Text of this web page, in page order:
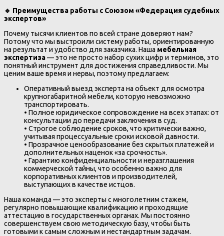
🔹 Преимущества работы с Союзом «Федерация судебных
экспертов»
Почему тысячи клиентов по всей стране доверяют нам?
Потому что мы выстроили систему работы, ориентированную
на результат и удобство для заказчика. Наша мебельная
экспертиза— это не просто набор сухих цифр и терминов, это
понятный инструмент для достижения справедливости. Мы
ценим ваше время и нервы, поэтому предлагаем:
Оперативный выезд эксперта на объект для осмотра
крупногабаритной мебели, которую невозможно
транспортировать.
• Полное юридическое сопровождение на всех этапах: от
консультации до передачи заключения в суд.
• Строгое соблюдение сроков, что критически важно,
учитывая процессуальные сроки исковой давности.
• Прозрачное ценообразование без скрытых платежей и
дополнительных наценок «за срочность».
• Гарантию конфиденциальности и неразглашения
коммерческой тайны, что особенно важно для
корпоративных клиентов и производителей,
выступающих в качестве истцов.
Наша команда — это эксперты с многолетним стажем,
регулярно повышающие квалификацию и проходящие
аттестацию в государственных органах. Мы постоянно
совершенствуем свою методическую базу, чтобы быть
готовыми к самым сложным и нестандартным задачам.